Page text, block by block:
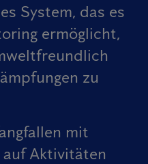
System, das es
ermöglicht,
zu
mit
auf Aktivitäten